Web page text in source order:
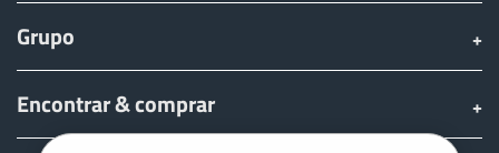
Eesti keel
Grupo
Encontrar & comprar